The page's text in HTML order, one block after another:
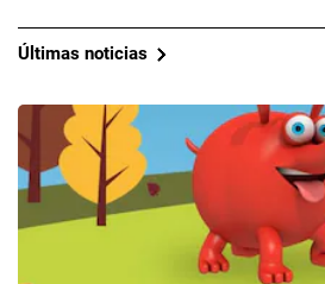
Últimas noticias